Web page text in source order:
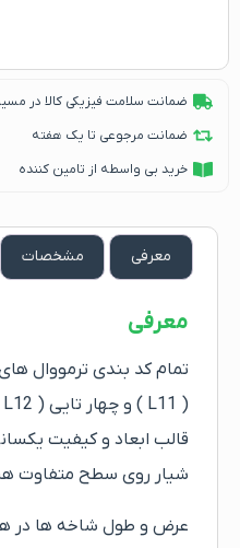
ضمانت سلامت فیزیکی کالا در
ضمانت مرجوعی تا یک هفته
خرید بی واسطه از تامین کننده
معرفی مشخصات
معرفی
تمام کد بندی ترمووال
قالب ابعاد و کیفیت
شیار روی سطح متفاوت